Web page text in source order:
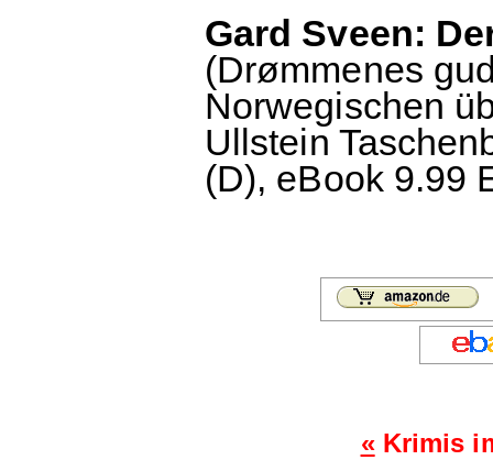
Gard Sveen:
(Drømmenes
Norwegischen
Ullstein
(D), eBook 9.99
«Krimis